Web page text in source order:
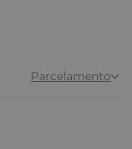
Parcelamento